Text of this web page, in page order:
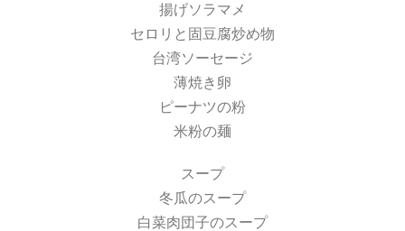
揚げソラマメ
セロリと固豆腐炒め物
台湾ソーセージ
薄焼き卵
ピーナツの粉
米粉の麺
スープ
冬瓜のスープ
白菜肉団子のスープ